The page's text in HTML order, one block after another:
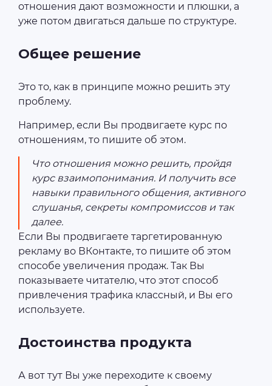
отношения дают возможности и плюшки, а
уже потом двигаться дальше по структуре.
Общее решение
Это то, как в принципе можно решить эту
проблему.
Например, если Вы продвигаете курс по
отношениям, то пишите об этом.
Что отношения можно решить, пройдя
курс взаимопонимания. И получить все
навыки правильного общения, активного
слушанья, секреты компромиссов и так
далее.
Если Вы продвигаете таргетированную
рекламу во ВКонтакте, то пишите об этом
способе увеличения продаж. Так Вы
показываете читателю, что этот способ
привлечения трафика классный, и Вы его
используете.
Достоинства продукта
А вот тут Вы уже переходите к своему